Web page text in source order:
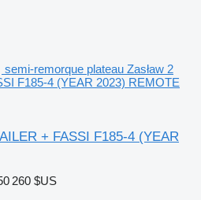
semi-remorque plateau Zasław 2
F185-4 (YEAR 2023) REMOTE
+ FASSI F185-4 (YEAR
260 $US